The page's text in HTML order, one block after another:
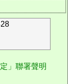
」聯署聲明